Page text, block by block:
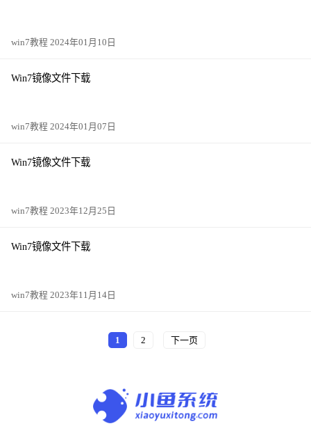
win7教程 2024年01月10日
Win7镜像文件下载
win7教程 2024年01月07日
Win7镜像文件下载
win7教程 2023年12月25日
Win7镜像文件下载
win7教程 2023年11月14日
1 2 下一页